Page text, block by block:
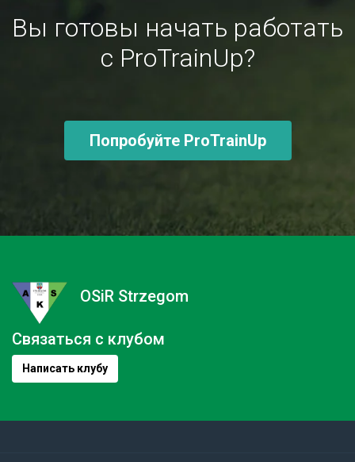
Вы готовы начать работать
с ProTrainUp?
Попробуйте ProTrainUp
OSiR Strzegom
Связаться с клубом
Написать клубу